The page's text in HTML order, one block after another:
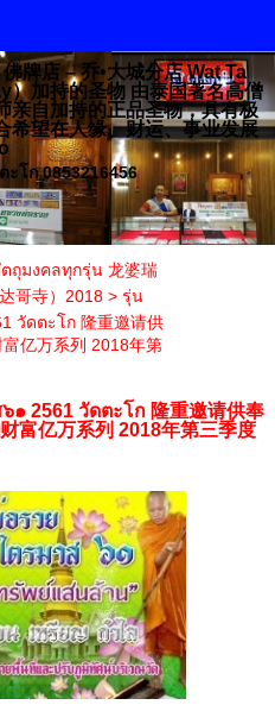
牌店 – 乔•大城分店 Wat Ta
加持的圣物 由泰国著名高僧
自加持的正品圣物，具有极
希望在人缘、财运、事业发展
โก 0853216456
ถุมงคลทุกรุ่น 龙婆瑞
哥寺）2018> รุ่น
วัดตะโก 隆重邀请供
亿万系列 2018年第
2561 วัดตะโก 隆重邀请供奉
富亿万系列 2018年第三季度